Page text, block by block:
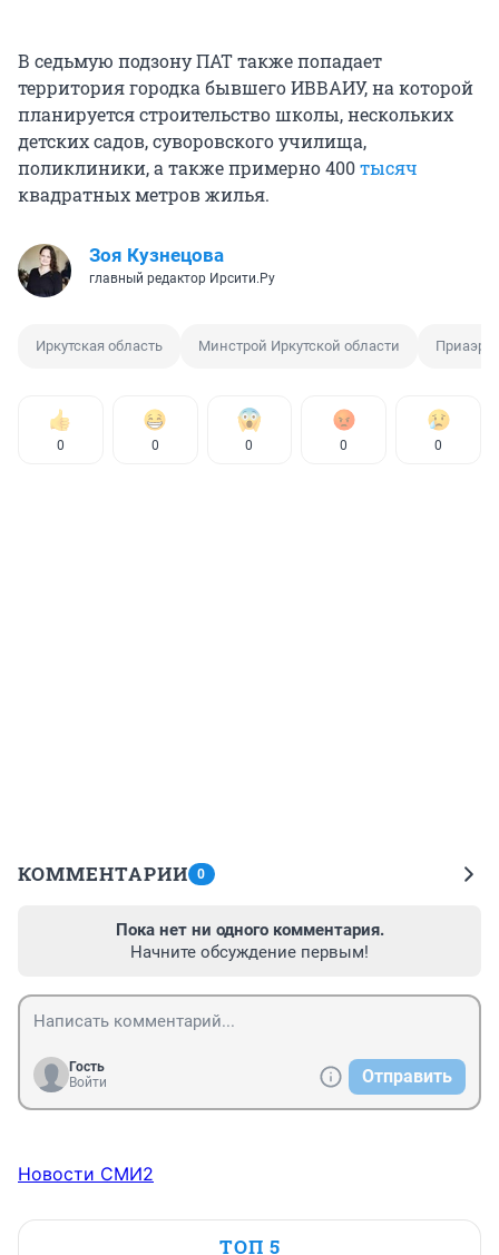
В седьмую подзону ПАТ также попадает
территория городка бывшего ИВВАИУ, на которой
планируется строительство школы, нескольких
детских садов, суворовского училища,
поликлиники, а также примерно 400тысяч
квадратных метров жилья.
Зоя Кузнецова
главный редактор Ирсити.Ру
Иркутская область Минстрой Иркутской области
0 0 0 0 0
КОММЕНТАРИИ 0
Пока нет ни одного комментария.
Начните обсуждение первым!
Гость
Войти
Отправить
Новости СМИ2
ТОП 5